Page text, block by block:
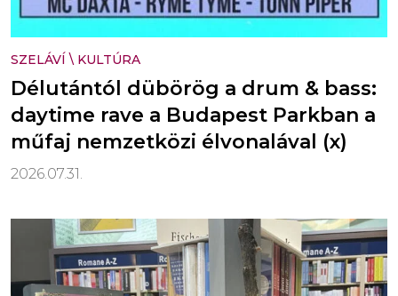
SZELÁVÍ \ KULTÚRA
Délutántól dübörög a drum & bass:
daytime rave a Budapest Parkban a
műfaj nemzetközi élvonalával (x)
2026.07.31.